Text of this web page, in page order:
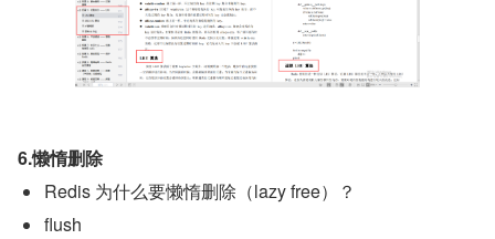
6.懒惰删除
Redis 为什么要懒惰删除（lazy free）？
flush